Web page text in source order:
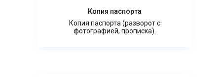
Копия паспорта
Копия паспорта (разворот с
фотографией, прописка).